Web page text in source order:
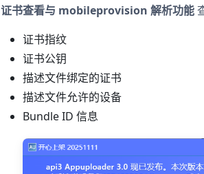
证书查看与 mobileprovision 解析功能
证书指纹
证书公钥
描述文件绑定的证书
描述文件允许的设备
Bundle ID 信息